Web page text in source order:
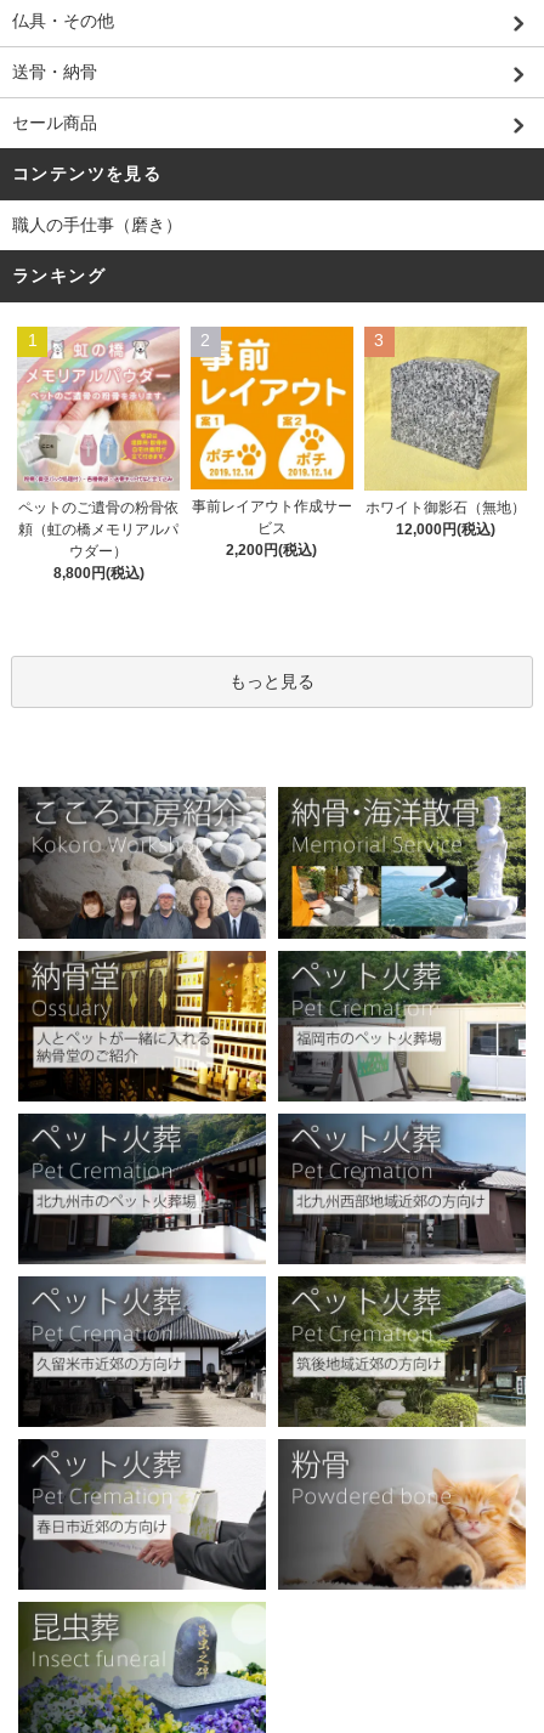
仏具・その他
送骨・納骨
セール商品
コンテンツを見る
職人の手仕事（磨き）
ランキング
1
ペットのご遺骨の粉骨依
頼（虹の橋メモリアルパ
ウダー）
8,800円(税込)
2
事前レイアウト作成サー
ビス
2,200円(税込)
3
ホワイト御影石（無地）
12,000円(税込)
もっと見る